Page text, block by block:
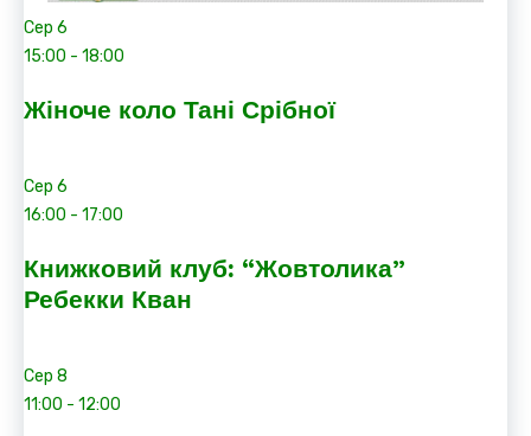
Сер 6
15:00 - 18:00
Жіноче коло Тані Срібної
Сер 6
16:00 - 17:00
Книжковий клуб: “Жовтолика”
Ребекки Кван
Сер 8
11:00 - 12:00